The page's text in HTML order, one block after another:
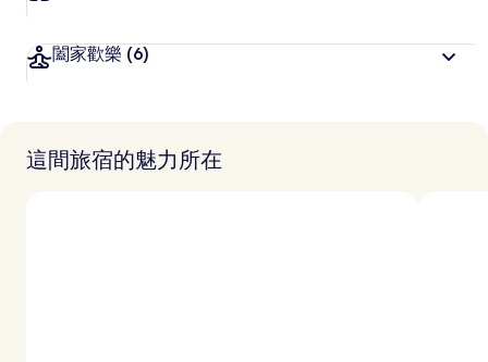
闔家歡樂 (6)
這間旅宿的魅力所在